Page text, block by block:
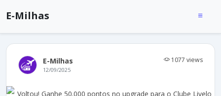
E-Milhas
E-Milhas 1077 views
12/09/2025